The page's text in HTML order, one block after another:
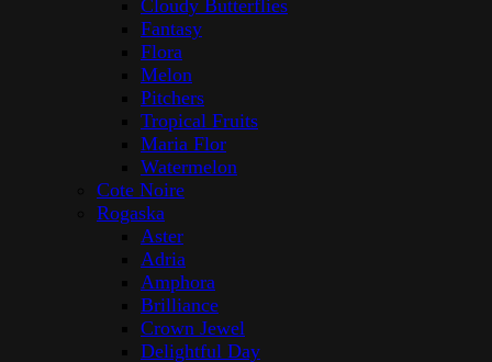
Cloudy Butterflies
Fantasy
Flora
Melon
Pitchers
Tropical Fruits
Maria Flor
Watermelon
Cote Noire
Rogaska
Aster
Adria
Amphora
Brilliance
Crown Jewel
Delightful Day